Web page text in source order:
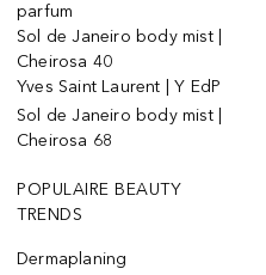
parfum
Sol de Janeiro body mist |
Cheirosa 40
Yves Saint Laurent | Y EdP
Sol de Janeiro body mist |
Cheirosa 68
POPULAIRE BEAUTY
TRENDS
Dermaplaning